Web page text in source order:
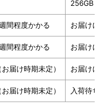
256GB
間程度かかる お届け
間程度かかる お届け
届け時期未定） お届け
届け時期未定） 入荷待